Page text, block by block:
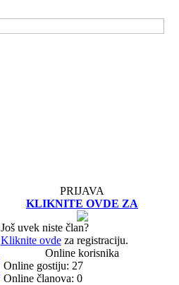
PRIJAVA
KLIKNITE OVDE ZA
Još uvek niste član?
Kliknite ovdeza registraciju.
Online korisnika
Online gostiju: 27
Online članova: 0